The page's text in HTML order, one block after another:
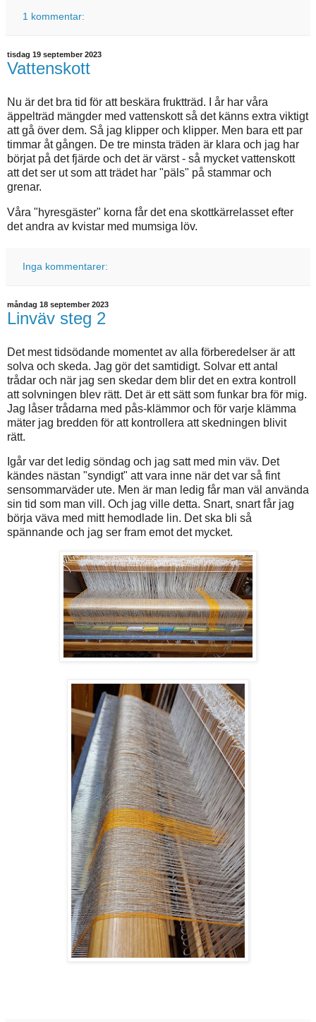
1 kommentar:
tisdag 19 september 2023
Vattenskott
Nu är det bra tid för att beskära fruktträd. I år har våra
äppelträd mängder med vattenskott så det känns extra viktigt
att gå över dem. Så jag klipper och klipper. Men bara ett par
timmar åt gången. De tre minsta träden är klara och jag har
börjat på det fjärde och det är värst - så mycket vattenskott
att det ser ut som att trädet har "päls" på stammar och
grenar.
Våra "hyresgäster" korna får det ena skottkärrelasset efter
det andra av kvistar med mumsiga löv.
Inga kommentarer:
måndag 18 september 2023
Linväv steg 2
Det mest tidsödande momentet av alla förberedelser är att
solva och skeda. Jag gör det samtidigt. Solvar ett antal
trådar och när jag sen skedar dem blir det en extra kontroll
att solvningen blev rätt. Det är ett sätt som funkar bra för mig.
Jag låser trådarna med pås-klämmor och för varje klämma
mäter jag bredden för att kontrollera att skedningen blivit
rätt.
Igår var det ledig söndag och jag satt med min väv. Det
kändes nästan "syndigt" att vara inne när det var så fint
sensommarväder ute. Men är man ledig får man väl använda
sin tid som man vill. Och jag ville detta. Snart, snart får jag
börja väva med mitt hemodlade lin. Det ska bli så
spännande och jag ser fram emot det mycket.